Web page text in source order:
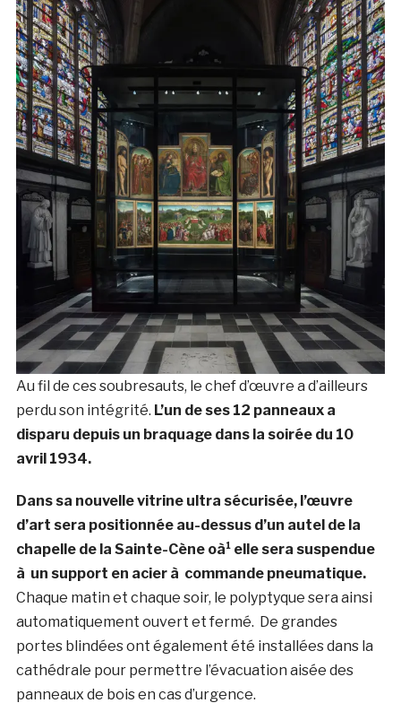
Au fil de ces soubresauts, le chef d’œuvre a d’ailleurs
perdu son intégrité. L’un de ses 12 panneaux a
disparu depuis un braquage dans la soirée du 10
avril 1934.
Dans sa nouvelle vitrine ultra sécurisée, l’œuvre
d’art sera positionnée au-dessus d’un autel de la
chapelle de la Sainte-Cène oà¹ elle sera suspendue
à un support en acier à commande pneumatique.
Chaque matin et chaque soir, le polyptyque sera ainsi
automatiquement ouvert et fermé. De grandes
portes blindées ont également été installées dans la
cathédrale pour permettre l’évacuation aisée des
panneaux de bois en cas d’urgence.